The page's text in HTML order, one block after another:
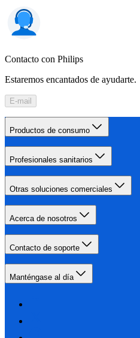
Contacto con Philips
Estaremos encantados de ayudarte.
E-mail
Productos de consumo
Profesionales sanitarios
Otras soluciones comerciales
Acerca de nosotros
Contacto de soporte
Manténgase al día